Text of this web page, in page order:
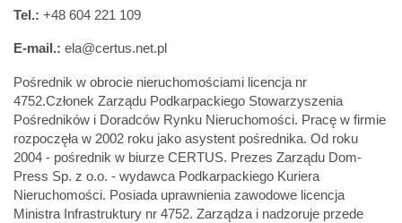
Tel.: +48 604 221 109
E-mail.: ela@certus.net.pl
Pośrednik w obrocie nieruchomościami licencja nr
4752.Członek Zarządu Podkarpackiego Stowarzyszenia
Pośredników i Doradców Rynku Nieruchomości. Pracę w firmie
rozpoczęła w 2002 roku jako asystent pośrednika. Od roku
2004 - pośrednik w biurze CERTUS. Prezes Zarządu Dom-
Press Sp. z o.o. - wydawca Podkarpackiego Kuriera
Nieruchomości. Posiada uprawnienia zawodowe licencja
Ministra Infrastruktury nr 4752. Zarządza i nadzoruje przede